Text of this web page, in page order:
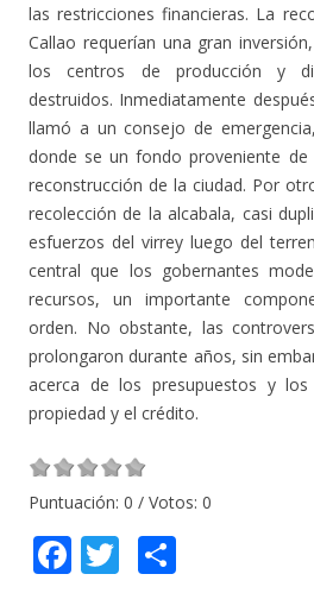
las restricciones financieras. La
Callao requerían una gran
los centros de producción y
destruidos. Inmediatamente
llamó a un consejo de
donde se un fondo proveniente
reconstrucción de la ciudad. Por
recolección de la alcabala, casi
esfuerzos del virrey luego del
central que los gobernantes
recursos, un importante
orden. No obstante, las
prolongaron durante años, sin
acerca de los presupuestos y
propiedad y el crédito.
Puntuación: 0 / Votos: 0
F T